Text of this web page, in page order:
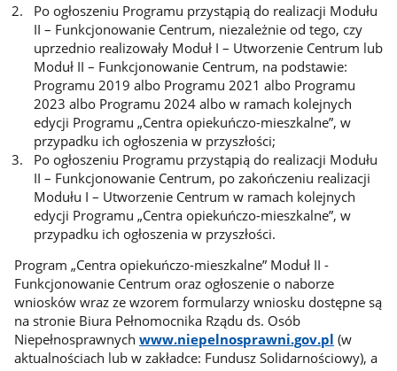
Po ogłoszeniu Programu przystąpią do realizacji Modułu
II – Funkcjonowanie Centrum, niezależnie od tego, czy
uprzednio realizowały Moduł I – Utworzenie Centrum lub
Moduł II – Funkcjonowanie Centrum, na podstawie:
Programu 2019 albo Programu 2021 albo Programu
2023 albo Programu 2024 albo w ramach kolejnych
edycji Programu „Centra opiekuńczo-mieszkalne”, w
przypadku ich ogłoszenia w przyszłości;
Po ogłoszeniu Programu przystąpią do realizacji Modułu
II – Funkcjonowanie Centrum, po zakończeniu realizacji
Modułu I – Utworzenie Centrum w ramach kolejnych
edycji Programu „Centra opiekuńczo-mieszkalne”, w
przypadku ich ogłoszenia w przyszłości.
Program „Centra opiekuńczo-mieszkalne” Moduł II -
Funkcjonowanie Centrum oraz ogłoszenie o naborze
wniosków wraz ze wzorem formularzy wniosku dostępne są
na stronie Biura Pełnomocnika Rządu ds. Osób
Niepełnosprawnych www.niepelnosprawni.gov.pl (w
aktualnościach lub w zakładce: Fundusz Solidarnościowy), a